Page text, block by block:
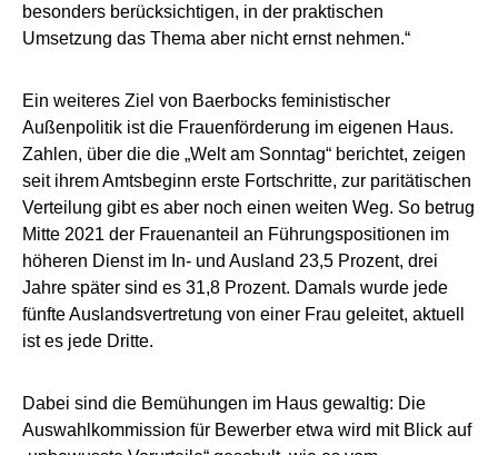
besonders berücksichtigen, in der praktischen
Umsetzung das Thema aber nicht ernst nehmen.“
Ein weiteres Ziel von Baerbocks feministischer
Außenpolitik ist die Frauenförderung im eigenen Haus.
Zahlen, über die die „Welt am Sonntag“ berichtet, zeigen
seit ihrem Amtsbeginn erste Fortschritte, zur paritätischen
Verteilung gibt es aber noch einen weiten Weg. So betrug
Mitte 2021 der Frauenanteil an Führungspositionen im
höheren Dienst im In- und Ausland 23,5 Prozent, drei
Jahre später sind es 31,8 Prozent. Damals wurde jede
fünfte Auslandsvertretung von einer Frau geleitet, aktuell
ist es jede Dritte.
Dabei sind die Bemühungen im Haus gewaltig: Die
Auswahlkommission für Bewerber etwa wird mit Blick auf